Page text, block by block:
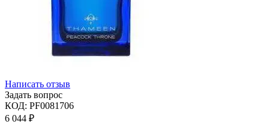
Написать отзыв
Задать вопрос
КОД: PF0081706
6 044 ₽